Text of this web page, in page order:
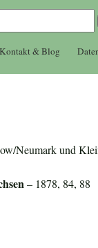
Kontakt & Blog
Neumark und
– 1878, 84, 88